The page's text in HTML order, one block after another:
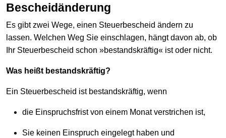
Bescheidänderung
Es gibt zwei Wege, einen Steuerbescheid ändern zu
lassen. Welchen Weg Sie einschlagen, hängt davon ab, ob
Ihr Steuerbescheid schon »bestandskräftig« ist oder nicht.
Was heißt bestandskräftig?
Ein Steuerbescheid ist bestandskräftig, wenn
die Einspruchsfrist von einem Monat verstrichen ist,
Sie keinen Einspruch eingelegt haben und